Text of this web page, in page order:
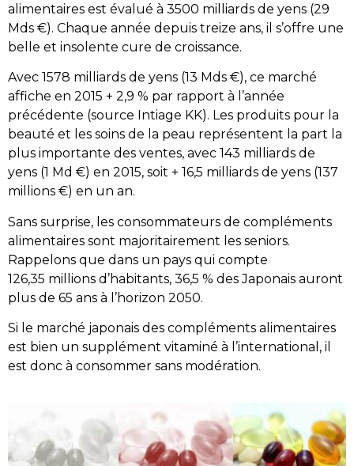
alimentaires est évalué à 3500 milliards de yens (29
Mds €). Chaque année depuis treize ans, il s’offre une
belle et insolente cure de croissance.
Avec 1578 milliards de yens (13 Mds €), ce marché
affiche en 2015 + 2,9 % par rapport à l’année
précédente (source Intiage KK). Les produits pour la
beauté et les soins de la peau représentent la part la
plus importante des ventes, avec 143 milliards de
yens (1 Md €) en 2015, soit + 16,5 milliards de yens (137
millions €) en un an.
Sans surprise, les consommateurs de compléments
alimentaires sont majoritairement les seniors.
Rappelons que dans un pays qui compte
126,35 millions d’habitants, 36,5 % des Japonais auront
plus de 65 ans à l’horizon 2050.
Si le marché japonais des compléments alimentaires
est bien un supplément vitaminé à l’international, il
est donc à consommer sans modération.